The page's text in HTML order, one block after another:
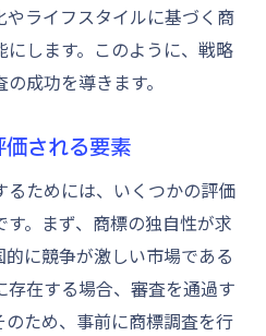
ライフスタイルに基づく商
します。このように、戦略
成功を導きます。
される要素
ためには、いくつかの評価
。まず、商標の独自性が求
に競争が激しい市場である
在する場合、審査を通過す
ため、事前に商標調査を行